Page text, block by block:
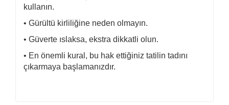
kullanın.
• Gürültü kirliliğine neden olmayın.
• Güverte ıslaksa, ekstra dikkatli olun.
• En önemli kural, bu hak ettiğiniz tatilin tadını
çıkarmaya başlamanızdır.